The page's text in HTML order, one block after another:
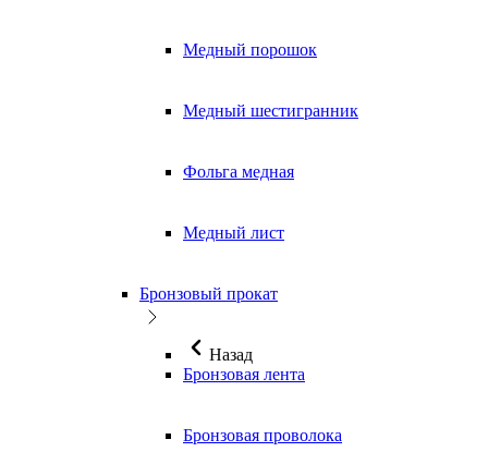
Медный порошок
Медный шестигранник
Фольга медная
Медный лист
Бронзовый прокат
Назад
Бронзовая лента
Бронзовая проволока